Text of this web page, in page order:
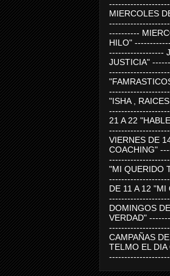
MIERCOLES
----------
HILO"
------------------
JUSTICIA"
"ISHA ,
21 A 22
VIERNES DE
COACHING"
"MI QUERIDO
DE 11 A 12
DOMINGOS
VERDAD"
CAMPAÑAS
TELMO EL